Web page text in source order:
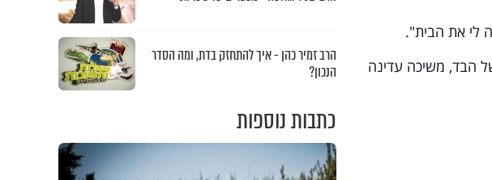
לי את הבית".
הבד, משיכה עדינה
הרב זמיר כהן - איך להתחזק בדת, ומה הסדר
הנכון?
כתבות נוספות